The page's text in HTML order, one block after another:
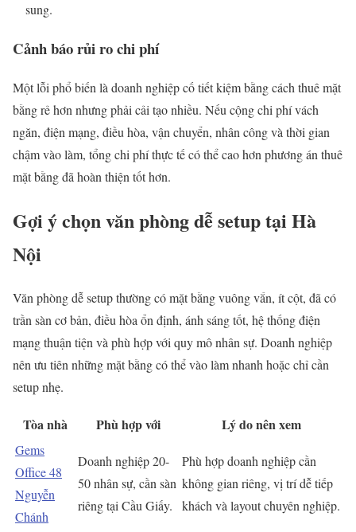
sung.
Cảnh báo rủi ro chi phí
Một lỗi phổ biến là doanh nghiệp cố tiết kiệm bằng cách thuê mặt
bằng rẻ hơn nhưng phải cải tạo nhiều. Nếu cộng chi phí vách
ngăn, điện mạng, điều hòa, vận chuyển, nhân công và thời gian
chậm vào làm, tổng chi phí thực tế có thể cao hơn phương án thuê
mặt bằng đã hoàn thiện tốt hơn.
Gợi ý chọn văn phòng dễ setup tại Hà
Nội
Văn phòng dễ setup thường có mặt bằng vuông vắn, ít cột, đã có
trần sàn cơ bản, điều hòa ổn định, ánh sáng tốt, hệ thống điện
mạng thuận tiện và phù hợp với quy mô nhân sự. Doanh nghiệp
nên ưu tiên những mặt bằng có thể vào làm nhanh hoặc chỉ cần
setup nhẹ.
Tòa nhà Phù hợp với Lý do nên xem
Gems
Office 48
Nguyễn
Chánh
Doanh nghiệp 20-
50 nhân sự, cần sàn
riêng tại Cầu Giấy.
Phù hợp doanh nghiệp cần
không gian riêng, vị trí dễ tiếp
khách và layout chuyên nghiệp.